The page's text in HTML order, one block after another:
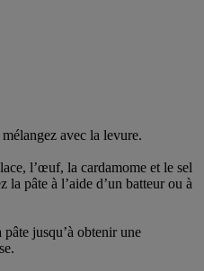
avec la levure.
l’œuf, la cardamome et le sel
la pâte à l’aide d’un batteur ou à
jusqu’à obtenir une